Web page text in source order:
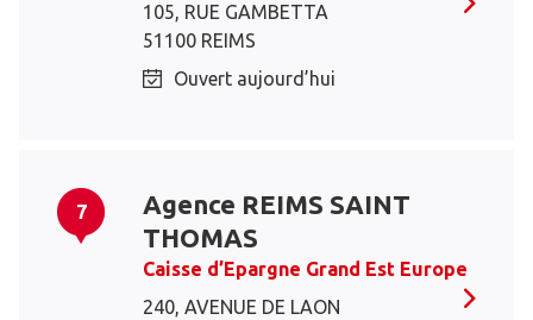
105, RUE GAMBETTA
51100 REIMS
Ouvert aujourd’hui
7
Agence REIMS SAINT
THOMAS
Caisse d’Epargne Grand Est Europe
240, AVENUE DE LAON